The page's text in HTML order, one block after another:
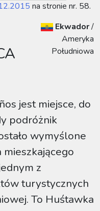
na stronie nr. 58.
Ekwador/
Ameryka
Południowa
jest miejsce, do
podróżnik
wymyślone
z
turystycznych
To Huśtawka